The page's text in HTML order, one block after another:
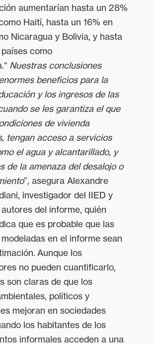
aumentarían hasta un 28%
Haití, hasta un 16% en
Nicaragua y Bolivia, y hasta
países como
Nuestras conclusiones
beneficios para la
y los ingresos de las
se les garantiza el que
de vivienda
tengan acceso a servicios
el agua y alcantarillado, y
de la amenaza del desalojo o
”, asegura Alexandre
investigador del IIED y
del informe, quién
que es probable que las
en el informe sean
Aunque los
no pueden cuantificarlo,
son claras de que los
políticos y
mejoran en sociedades
los habitantes de los
informales acceden a una